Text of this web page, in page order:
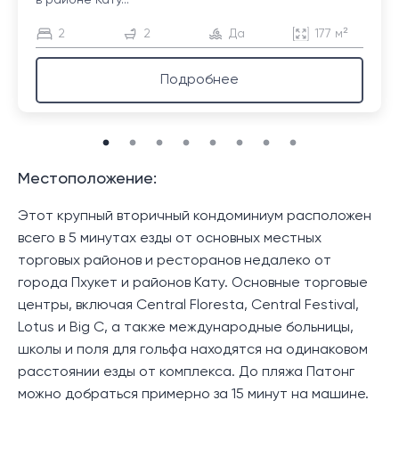
2 2 Да 177 м²
Подробнее
Местоположение:
Этот крупный вторичный кондоминиум расположен
всего в 5 минутах езды от основных местных
торговых районов и ресторанов недалеко от
города Пхукет и районов Кату. Основные торговые
центры, включая Central Floresta, Central Festival,
Lotus и Big C, а также международные больницы,
школы и поля для гольфа находятся на одинаковом
расстоянии езды от комплекса. До пляжа Патонг
можно добраться примерно за 15 минут на машине.